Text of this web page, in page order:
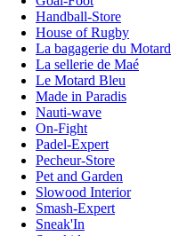
Handball-Store
House of Rugby
La bagagerie du Motard
La sellerie de Maé
Le Motard Bleu
Made in Paradis
Nauti-wave
On-Fight
Padel-Expert
Pecheur-Store
Pet and Garden
Slowood Interior
Smash-Expert
Sneak'In